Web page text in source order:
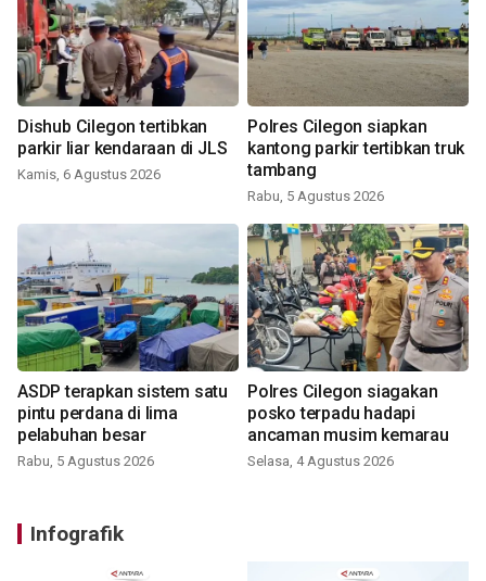
Dishub Cilegon tertibkan
parkir liar kendaraan di JLS
Kamis, 6 Agustus 2026
Polres Cilegon siapkan
kantong parkir tertibkan truk
tambang
Rabu, 5 Agustus 2026
ASDP terapkan sistem satu
pintu perdana di lima
pelabuhan besar
Rabu, 5 Agustus 2026
Polres Cilegon siagakan
posko terpadu hadapi
ancaman musim kemarau
Selasa, 4 Agustus 2026
Infografik